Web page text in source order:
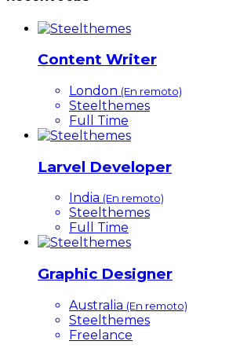
Content Writer
London (En remoto)
Steelthemes
Full Time
Larvel Developer
India (En remoto)
Steelthemes
Full Time
Graphic Designer
Australia (En remoto)
Steelthemes
Freelance